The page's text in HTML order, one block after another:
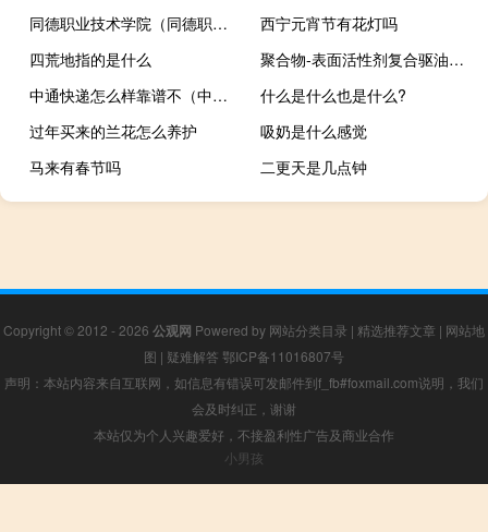
同德职业技术学院（同德职业技术学院）
西宁元宵节有花灯吗
四荒地指的是什么
聚合物-表面活性剂复合驱油技术(关于聚合物-表面活性剂复合驱油技术简述)
中通快递怎么样靠谱不（中通快递怎么样）
什么是什么也是什么?
过年买来的兰花怎么养护
吸奶是什么感觉
马来有春节吗
二更天是几点钟
Copyright © 2012 - 2026 公观网 Powered by 网站分类目录 | 精选推荐文章 | 网站地
图 | 疑难解答 鄂ICP备11016807号
声明：本站内容来自互联网，如信息有错误可发邮件到f_fb#foxmail.com说明，我们
会及时纠正，谢谢
本站仅为个人兴趣爱好，不接盈利性广告及商业合作
小男孩